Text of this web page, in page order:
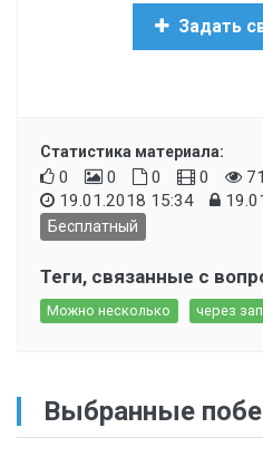
Задать
Статистика материала:
0 0 0 0
19.01.2018 15:34
Бесплатный
Теги, связанные с
Можно несколько через
Выбранные